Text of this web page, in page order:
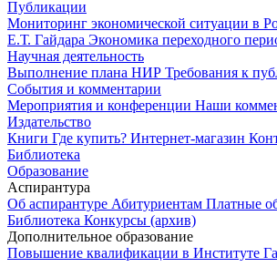
Публикации
Мониторинг экономической ситуации в
Е.Т. Гайдара Экономика переходного
Научная деятельность
Выполнение плана НИР Требования к
События и комментарии
Мероприятия и конференции Наши
Издательство
Книги Где купить? Интернет-магазин
Библиотека
Образование
Аспирантура
Об аспирантуре Абитуриентам Платные
Библиотека Конкурсы (архив)
Дополнительное образование
Повышение квалификации в Институте